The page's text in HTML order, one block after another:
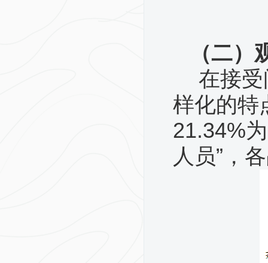
（二）
在接
样化的特
21.34%
人员”，